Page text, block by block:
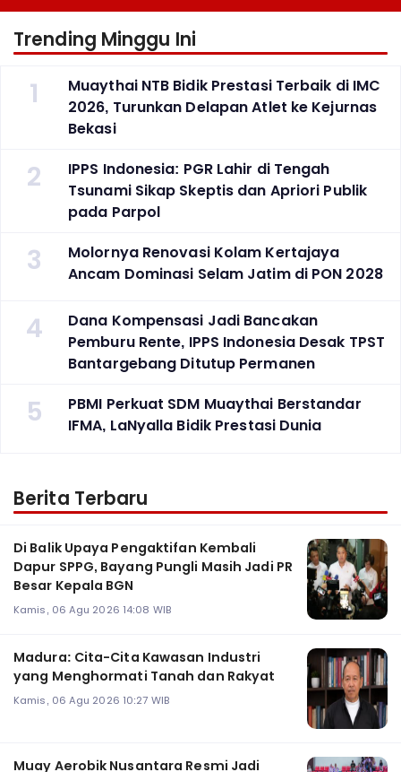
Trending Minggu Ini
1
Muaythai NTB Bidik Prestasi Terbaik di IMC
2026, Turunkan Delapan Atlet ke Kejurnas
Bekasi
2
IPPS Indonesia: PGR Lahir di Tengah
Tsunami Sikap Skeptis dan Apriori Publik
pada Parpol
3
Molornya Renovasi Kolam Kertajaya
Ancam Dominasi Selam Jatim di PON 2028
4
Dana Kompensasi Jadi Bancakan
Pemburu Rente, IPPS Indonesia Desak TPST
Bantargebang Ditutup Permanen
5
PBMI Perkuat SDM Muaythai Berstandar
IFMA, LaNyalla Bidik Prestasi Dunia
Berita Terbaru
Di Balik Upaya Pengaktifan Kembali
Dapur SPPG, Bayang Pungli Masih Jadi PR
Besar Kepala BGN
Kamis, 06 Agu 2026 14:08 WIB
Madura: Cita-Cita Kawasan Industri
yang Menghormati Tanah dan Rakyat
Kamis, 06 Agu 2026 10:27 WIB
Muay Aerobik Nusantara Resmi Jadi